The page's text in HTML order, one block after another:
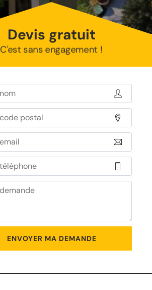
Devis gratuit
C'est sans engagement !